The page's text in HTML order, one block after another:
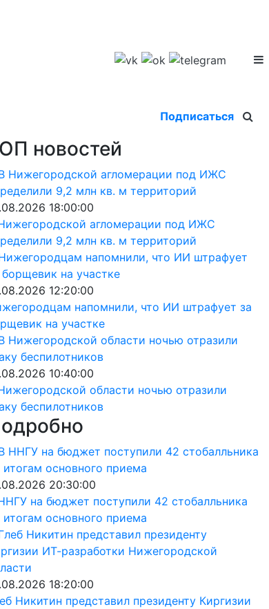
Подписаться
новостей
18:00:00
агломерации под ИЖС
9,2 млн кв. м территорий
12:20:00
напомнили, что ИИ штрафует за
на участке
10:40:00
области ночью отразили
беспилотников
20:30:00
на бюджет поступили 42 стобалльника
итогам основного приема
18:20:00
Никитин представил президенту Киргизии